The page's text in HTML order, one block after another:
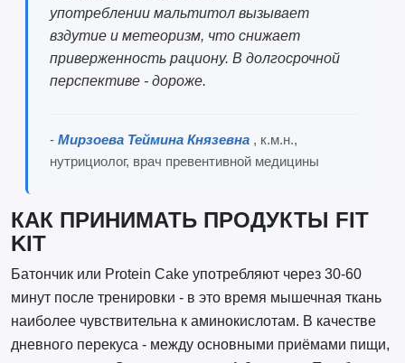
употреблении мальтитол вызывает
вздутие и метеоризм, что снижает
приверженность рациону. В долгосрочной
перспективе - дороже.
- Мирзоева Теймина Князевна , к.м.н.,
нутрициолог, врач превентивной медицины
КАК ПРИНИМАТЬ ПРОДУКТЫ FIT
KIT
Батончик или Protein Cake употребляют через 30-60
минут после тренировки - в это время мышечная ткань
наиболее чувствительна к аминокислотам. В качестве
дневного перекуса - между основными приёмами пищи,